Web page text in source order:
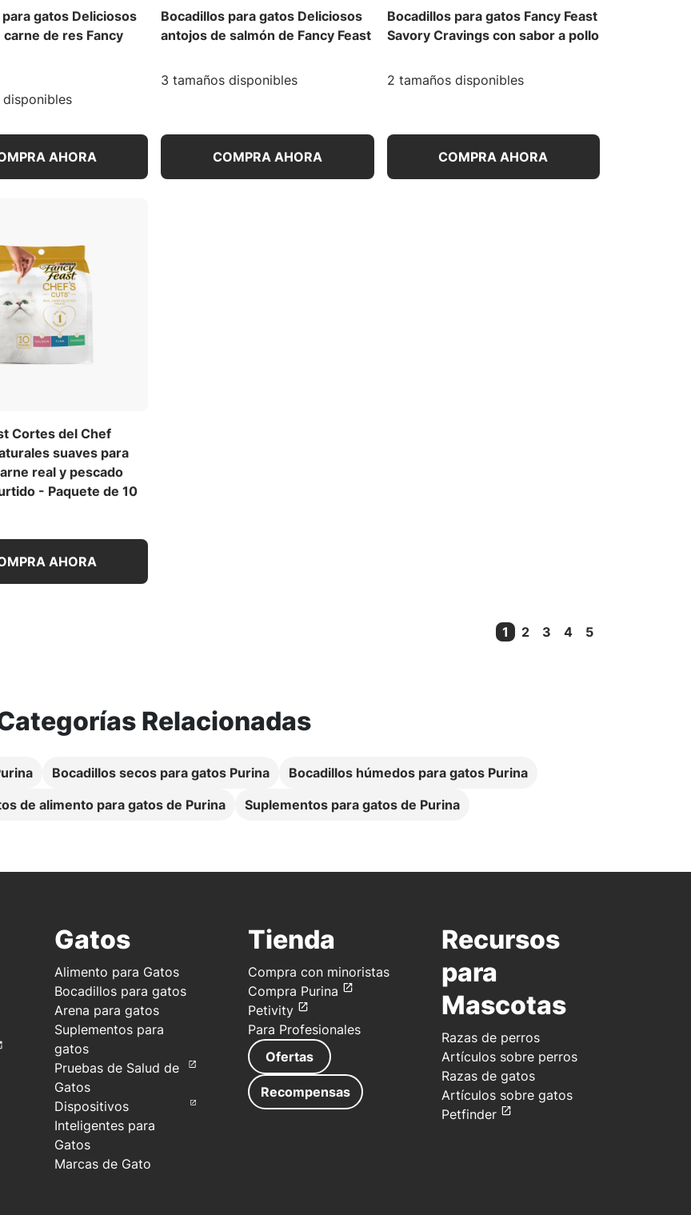
gatos Deliciosos
de res Fancy
AHORA
Bocadillos para gatos Deliciosos
antojos de salmón de Fancy Feast
3 tamaños disponibles
COMPRA AHORA
Bocadillos para gatos Fancy Feast
Savory Cravings con sabor a pollo
2 tamaños disponibles
COMPRA AHORA
Cortes del Chef
suaves para
real y pescado
- Paquete de 10
AHORA
1
Current Page
2 3 4 5
Relacionadas
Bocadillos secos para gatos Purina
Bocadillos húmedos para gatos Purina
de alimento para gatos de Purina
Suplementos para gatos de Purina
Gatos
Alimento para Gatos
Bocadillos para gatos
Arena para gatos
Suplementos para
gatos
Pruebas de Salud de
Gatos
Dispositivos
Inteligentes para
Gatos
Marcas de Gato
Tienda
Compra con minoristas
Compra Purina
Petivity
Para Profesionales
Ofertas
Recompensas
Recursos
para
Mascotas
Razas de perros
Artículos sobre perros
Razas de gatos
Artículos sobre gatos
Petfinder